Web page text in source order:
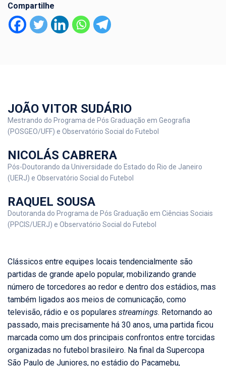
Compartilhe
JOÃO VITOR SUDÁRIO
Mestrando do Programa de Pós Graduação em Geografia
(POSGEO/UFF) e Observatório Social do Futebol
NICOLÁS CABRERA
Pós-Doutorando da Universidade do Estado do Rio de Janeiro
(UERJ) e Observatório Social do Futebol
RAQUEL SOUSA
Doutoranda do Programa de Pós Graduação em Ciências Sociais
(PPCIS/UERJ) e Observatório Social do Futebol
Clássicos entre equipes locais tendencialmente são
partidas de grande apelo popular, mobilizando grande
número de torcedores ao redor e dentro dos estádios, mas
também ligados aos meios de comunicação, como
televisão, rádio e os populares streamings. Retornando ao
passado, mais precisamente há 30 anos, uma partida ficou
marcada como um dos principais confrontos entre torcidas
organizadas no futebol brasileiro. Na final da Supercopa
São Paulo de Juniores, no estádio do Pacamebu,